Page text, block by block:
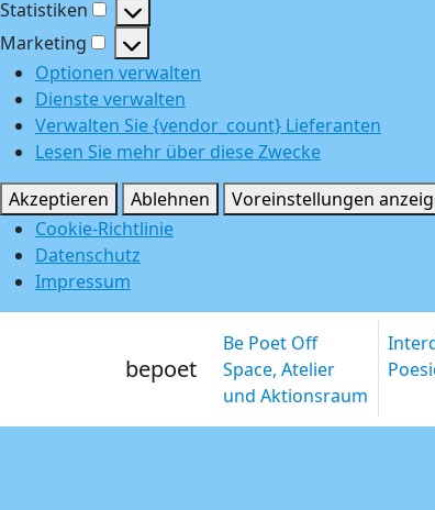
Statistiken
Statistiken
Marketing
Marketing
Optionen verwalten
Dienste verwalten
Verwalten Sie {vendor_count} Lieferanten
Lesen Sie mehr über diese Zwecke
Akzeptieren
Ablehnen Voreinstellungen
Cookie-Richtlinie
Datenschutz
Impressum
bepoet
Be Poet Off
Space, Atelier
und Aktionsraum